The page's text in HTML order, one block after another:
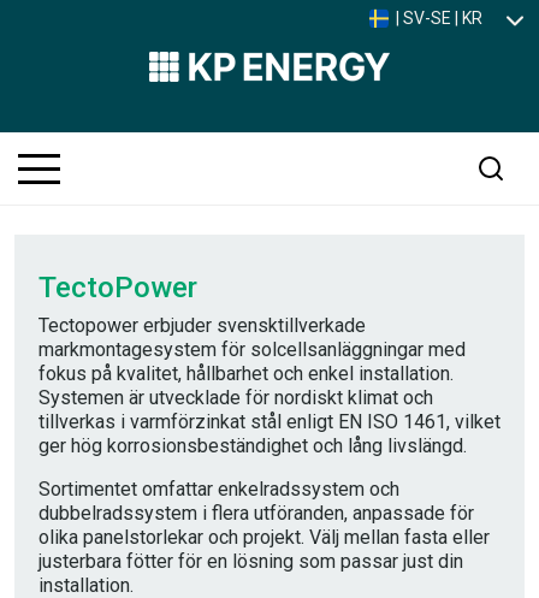
| SV-SE | KR
TectoPower
Tectopower erbjuder svensktillverkade
markmontagesystem för solcellsanläggningar med
fokus på kvalitet, hållbarhet och enkel installation.
Systemen är utvecklade för nordiskt klimat och
tillverkas i varmförzinkat stål enligt EN ISO 1461, vilket
ger hög korrosionsbeständighet och lång livslängd.
Sortimentet omfattar enkelradssystem och
dubbelradssystem i flera utföranden, anpassade för
olika panelstorlekar och projekt. Välj mellan fasta eller
justerbara fötter för en lösning som passar just din
installation.